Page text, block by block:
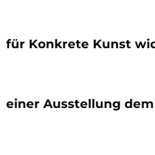
für Konkrete Kunst
einer Ausstellung